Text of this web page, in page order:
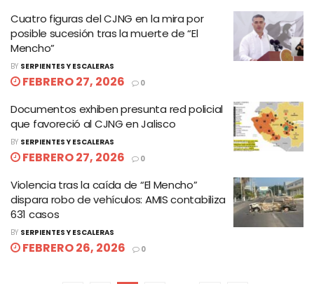
Cuatro figuras del CJNG en la mira por
posible sucesión tras la muerte de “El
Mencho”
BY SERPIENTES Y ESCALERAS
FEBRERO 27, 2026 0
Documentos exhiben presunta red policial
que favoreció al CJNG en Jalisco
BY SERPIENTES Y ESCALERAS
FEBRERO 27, 2026 0
Violencia tras la caída de “El Mencho”
dispara robo de vehículos: AMIS contabiliza
631 casos
BY SERPIENTES Y ESCALERAS
FEBRERO 26, 2026 0